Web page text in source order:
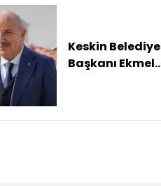
Keskin Belediye
Başkanı Ekmel